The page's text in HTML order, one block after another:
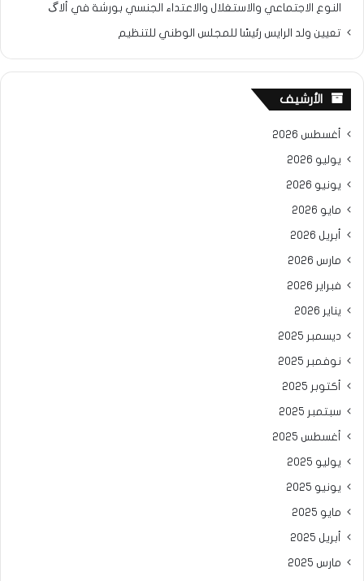
النوع الاجتماعي والاستغلال والاعتداء الجنسي بورشة في ألاگ
تعيين ولد الرايس رئيسًا للمجلس الوطني للتنظيم
الأرشيف
أغسطس 2026
يوليو 2026
يونيو 2026
مايو 2026
أبريل 2026
مارس 2026
فبراير 2026
يناير 2026
ديسمبر 2025
نوفمبر 2025
أكتوبر 2025
سبتمبر 2025
أغسطس 2025
يوليو 2025
يونيو 2025
مايو 2025
أبريل 2025
مارس 2025